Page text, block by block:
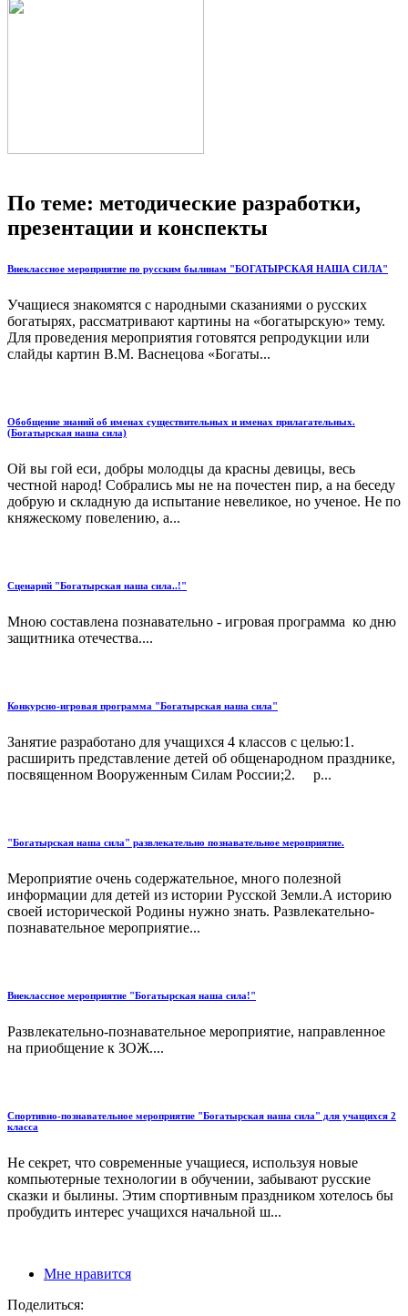
По теме: методические разработки,
презентации и конспекты
Внеклассное мероприятие по русским былинам "БОГАТЫРСКАЯ НАША СИЛА"
Учащиеся знакомятся с народ­ными сказаниями о русских
богатырях, рассматривают картины на «богатырскую» тему.
Для проведения мероприятия готовятся репро­дукции или
слайды картин В.М. Васнецова «Богаты...
Обобщение знаний об именах существительных и именах прилагательных.
(Богатырская наша сила)
Ой вы гой еси, добры молодцы да красны девицы, весь
честной народ! Собрались мы не на почестен пир, а на беседу
добрую и складную да испытание невеликое, но ученое. Не по
княжескому повелению, а...
Сценарий "Богатырская наша сила..!"
Мною составлена познавательно - игровая программа ко дню
защитника отечества....
Конкурсно-игровая программа "Богатырская наша сила"
Занятие разработано для учащихся 4 классов с целью:1.
расширить представление детей об общенародном празднике,
посвященном Вооруженным Силам России;2. р...
"Богатырская наша сила" развлекательно познавательное мероприятие.
Мероприятие очень содержательное, много полезной
информации для детей из истории Русской Земли.А историю
своей исторической Родины нужно знать. Развлекательно-
познавательное мероприятие...
Внеклассное мероприятие "Богатырская наша сила!"
Развлекательно-познавательное мероприятие, направленное
на приобщение к ЗОЖ....
Спортивно-познавательное мероприятие "Богатырская наша сила" для учащихся 2
класса
Не секрет, что современные учащиеся, используя новые
компьютерные технологии в обучении, забывают русские
сказки и былины. Этим спортивным праздником хотелось бы
пробудить интерес учащихся начальной ш...
Мне нравится
Поделиться: